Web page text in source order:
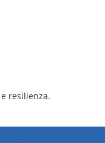
resilienza.